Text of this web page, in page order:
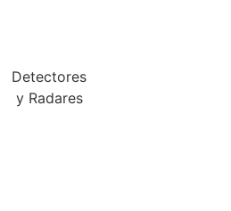
Detectores
y Radares